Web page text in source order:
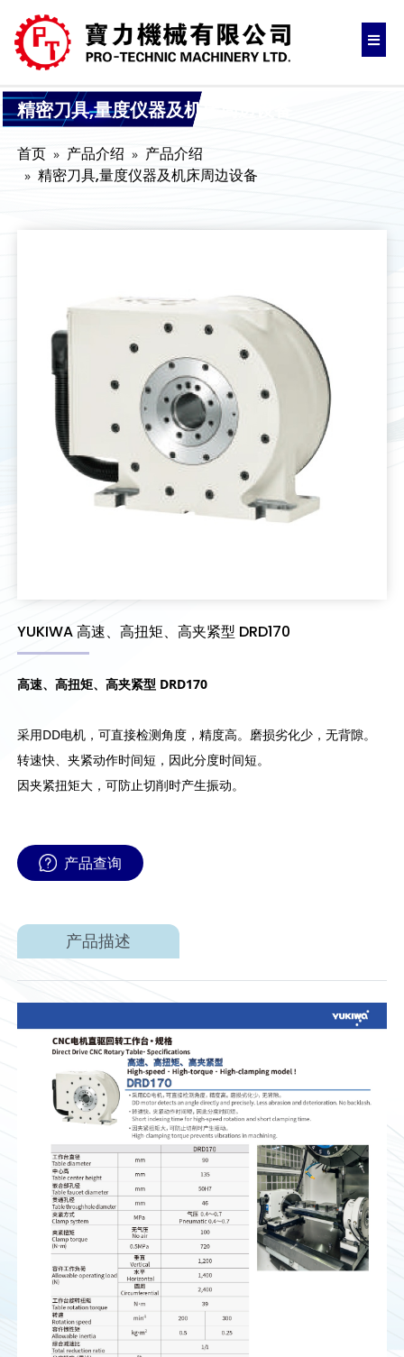
精密刀具,量度仪器及机床周边设备
首页 产品介绍
产品介绍
精密刀具,量度仪器及机床周边设备
YUKIWA 高速、高扭矩、高夹紧型 DRD170
高速、高扭矩、高夹紧型 DRD170
采用DD电机，可直接检测角度，精度高。磨损劣化少，无背隙。
转速快、夹紧动作时间短，因此分度时间短。
因夹紧扭矩大，可防止切削时产生振动。
产品查询
产品描述